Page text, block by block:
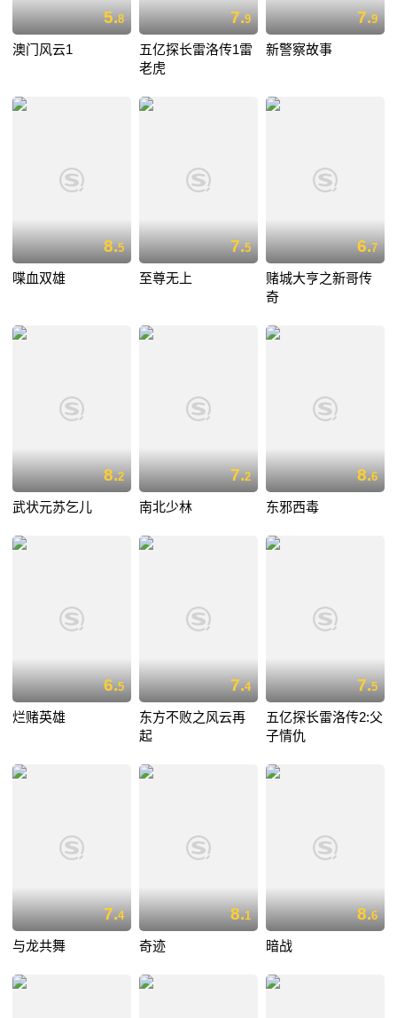
5.8
澳门风云1
7.9
五亿探长雷洛传1雷
老虎
7.9
新警察故事
8.5
喋血双雄
7.5
至尊无上
6.7
赌城大亨之新哥传
奇
8.2
武状元苏乞儿
7.2
南北少林
8.6
东邪西毒
6.5
烂赌英雄
7.4
东方不败之风云再
起
7.5
五亿探长雷洛传2:父
子情仇
7.4
与龙共舞
8.1
奇迹
8.6
暗战